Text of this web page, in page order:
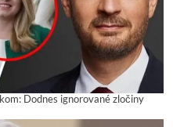
Dodnes ignorované zločiny